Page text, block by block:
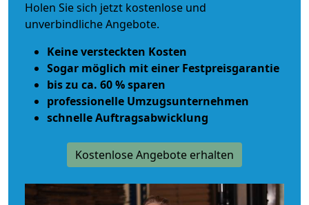
Holen Sie sich jetzt kostenlose und
unverbindliche Angebote.
Keine versteckten Kosten
Sogar möglich mit einer Festpreisgarantie
bis zu ca. 60 % sparen
professionelle Umzugsunternehmen
schnelle Auftragsabwicklung
Kostenlose Angebote erhalten